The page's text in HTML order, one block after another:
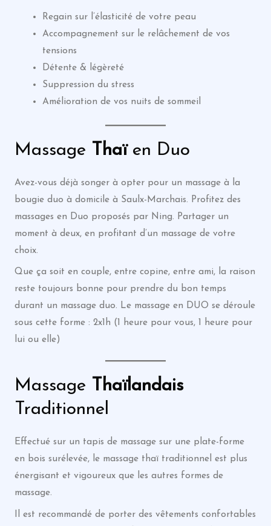
Regain sur l’élasticité de votre peau
Accompagnement sur le relâchement de vos
tensions
Détente & légèreté
Suppression du stress
Amélioration de vos nuits de sommeil
Massage Thaïen Duo
Avez-vous déjà songer à opter pour un massage à la
bougie duo à domicile à Saulx-Marchais. Profitez des
massages en Duo proposés par Ning. Partager un
moment à deux, en profitant d’un massage de votre
choix.
Que ça soit en couple, entre copine, entre ami, la raison
reste toujours bonne pour prendre du bon temps
durant un massage duo. Le massage en DUO se déroule
sous cette forme : 2x1h (1 heure pour vous, 1 heure pour
lui ou elle)
Massage Thaïlandais
Traditionnel
Effectué sur un tapis de massage sur une plate-forme
en bois surélevée, le massage thaï traditionnel est plus
énergisant et vigoureux que les autres formes de
massage.
Il est recommandé de porter des vêtements confortables